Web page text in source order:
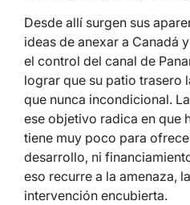
Desde allí surgen sus
ideas de anexar a Canadá
el control del canal de
lograr que su patio trasero
que nunca incondicional.
ese objetivo radica en que
tiene muy poco para
desarrollo, ni
eso recurre a la amenaza,
intervención encubierta.